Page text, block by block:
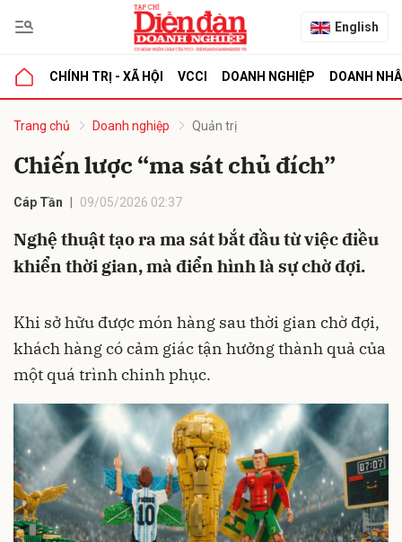
English
CHÍNH TRỊ - XÃ HỘI VCCI DOANH NGHIỆP DOANH
Trang chủ Doanh nghiệp Quản trị
Chiến lược “ma sát chủ đích”
Cáp Tần 09/05/2026 02:37
Nghệ thuật tạo ra ma sát bắt đầu từ việc điều
khiển thời gian, mà điển hình là sự chờ đợi.
Khi sở hữu được món hàng sau thời gian chờ đợi,
khách hàng có cảm giác tận hưởng thành quả của
một quá trình chinh phục.
luận